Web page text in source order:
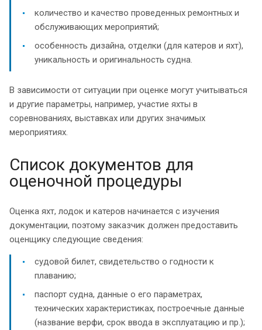
количество и качество проведенных ремонтных и
обслуживающих мероприятий;
особенность дизайна, отделки (для катеров и яхт),
уникальность и оригинальность судна.
В зависимости от ситуации при оценке могут учитываться
и другие параметры, например, участие яхты в
соревнованиях, выставках или других значимых
мероприятиях.
Список документов для
оценочной процедуры
Оценка яхт, лодок и катеров начинается с изучения
документации, поэтому заказчик должен предоставить
оценщику следующие сведения:
судовой билет, свидетельство о годности к
плаванию;
паспорт судна, данные о его параметрах,
технических характеристиках, построечные данные
(название верфи, срок ввода в эксплуатацию и пр.);